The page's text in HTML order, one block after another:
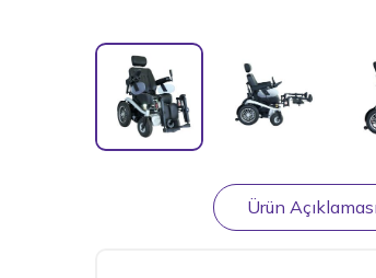
Ürün Açıklaması